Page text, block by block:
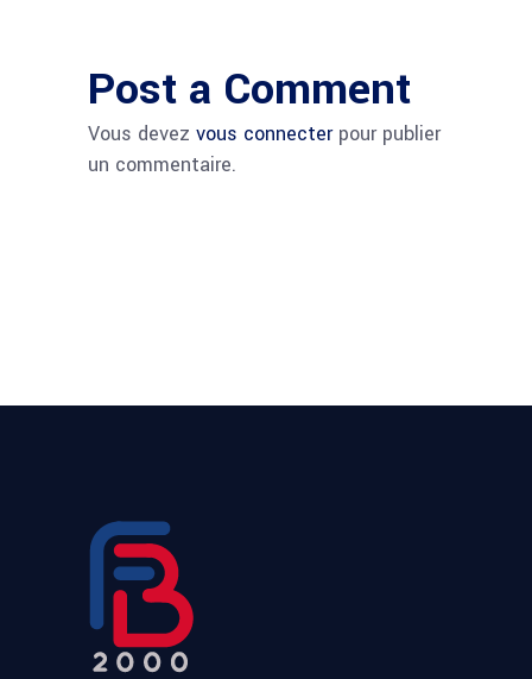
Post a Comment
Vous devez vous connecterpour publier
un commentaire.